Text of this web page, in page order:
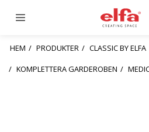
HEM PRODUKTER
CLASSIC BY ELFA
KOMPLETTERA GARDEROBEN